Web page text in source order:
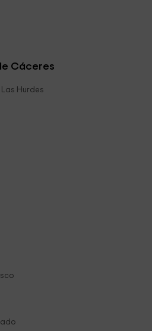
Cáceres
Hurdes